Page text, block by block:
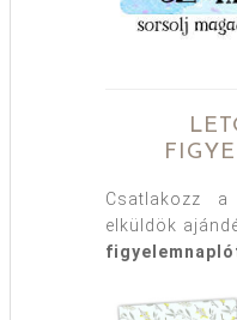
Csatlakozz a
elküldök